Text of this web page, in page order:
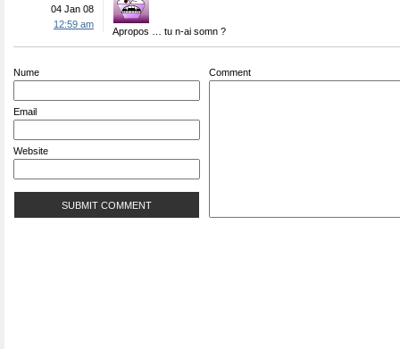
04 Jan 08
12:59 am
Apropos … tu n-ai somn ?
Nume
Email
Website
Comment